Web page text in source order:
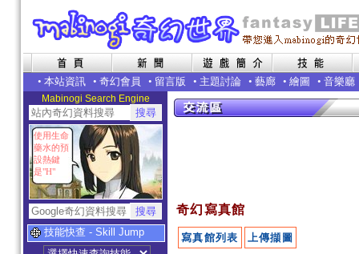
• 本站資訊 • 奇幻會員 • 留言版 • 主題討論 • 藝廊 • 繪圖 • 音樂廳
Mabinogi Search Engine
使用生命
藥水的預
設熱鍵
是"H"
技能快查 - Skill Jump
奇幻寫真館
寫真館列表 上傳擷圖